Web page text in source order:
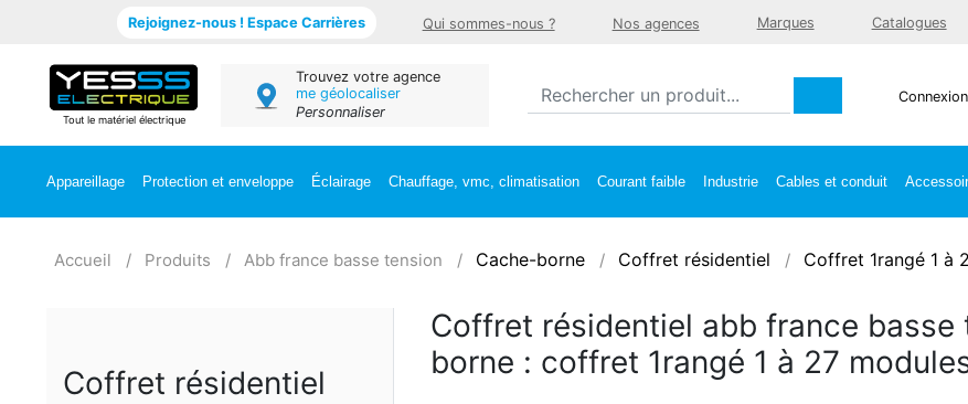
Rejoignez-nous ! Espace Carrières Qui sommes-nous ? Nos agences Marques Catalogues
Tout le matériel électrique
Trouvez votre agence
me géolocaliser
Personnaliser
Connexion
Appareillage Protection et enveloppe Éclairage Chauffage, vmc, climatisation Courant faible Industrie Cables et conduit
Accueil Produits Abb france basse tension Cache-borne Coffret résidentiel Coffret 1rangé 1 à
Coffret résidentiel
Coffret résidentiel abb france basse
borne : coffret 1rangé 1 à 27